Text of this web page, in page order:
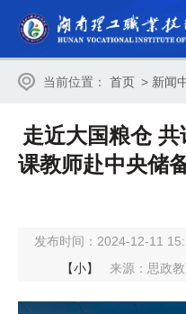
当前位置： 首页 > 新闻
走近大国粮仓
课教师赴中央储
发布时间：2024-12-11
【小】
来源：思政